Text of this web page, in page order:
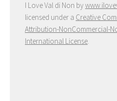
I Love Val di Non by
licensed under a Creative
Attribution-NonCommercial-
International License.